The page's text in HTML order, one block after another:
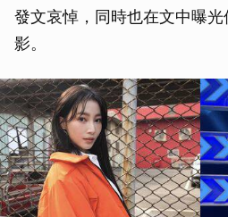
發文哀悼，同時也在文中曝
影。